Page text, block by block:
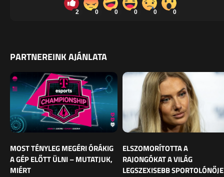
2 0 0 0 0 0
PARTNEREINK AJÁNLATA
MOST TÉNYLEG MEGÉRI ÓRÁKIG
A GÉP ELŐTT ÜLNI – MUTATJUK,
MIÉRT
ELSZOMORÍTOTTA A
RAJONGÓKAT A VILÁG
LEGSZEXISEBB SPORTOLÓNŐJE